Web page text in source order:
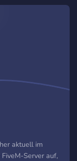
aktuell im
Server auf,